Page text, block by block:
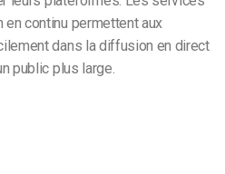
continu permettent aux
dans la diffusion en direct
public plus large.